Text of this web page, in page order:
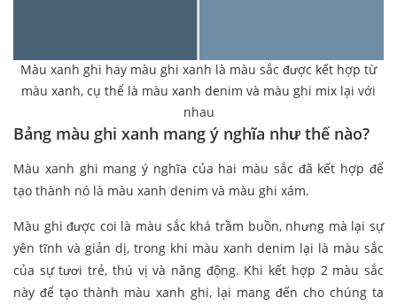
Màu xanh ghi hay màu ghi xanh là màu sắc được kết hợp từ
màu xanh, cụ thể là màu xanh denim và màu ghi mix lại với
nhau
Bảng màu ghi xanh mang ý nghĩa như thế nào?
Màu xanh ghi mang ý nghĩa của hai màu sắc đã kết hợp để
tạo thành nó là màu xanh denim và màu ghi xám.
Màu ghi được coi là màu sắc khá trầm buồn, nhưng mà lại sự
yên tĩnh và giản dị, trong khi màu xanh denim lại là màu sắc
của sự tươi trẻ, thú vị và năng động. Khi kết hợp 2 màu sắc
này để tạo thành màu xanh ghi, lại mang đến cho chúng ta